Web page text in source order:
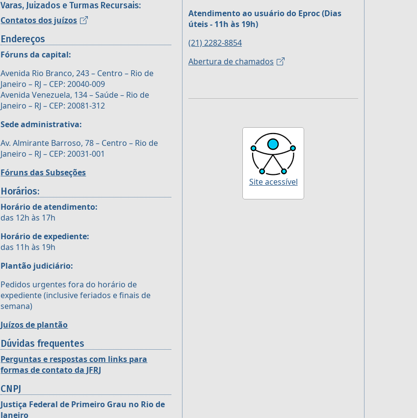
Varas, Juizados e Turmas Recursais:
Contatos dos juízos
Endereços
Fóruns da capital:
Avenida Rio Branco, 243 – Centro – Rio de
Janeiro – RJ – CEP: 20040-009
Avenida Venezuela, 134 – Saúde – Rio de
Janeiro – RJ – CEP: 20081-312
Sede administrativa:
Av. Almirante Barroso, 78 – Centro – Rio de
Janeiro – RJ – CEP: 20031-001
Fóruns das Subseções
Horários:
Horário de atendimento:
das 12h às 17h
Horário de expediente:
das 11h às 19h
Plantão judiciário:
Pedidos urgentes fora do horário de
expediente (inclusive feriados e finais de
semana)
Juízos de plantão
Dúvidas frequentes
Perguntas e respostas com links para
formas de contato da JFRJ
CNPJ
Justiça Federal de Primeiro Grau no Rio de
Janeiro
Atendimento ao usuário do Eproc (Dias
úteis - 11h às 19h)
(21) 2282-8854
Abertura de chamados
Site acessível